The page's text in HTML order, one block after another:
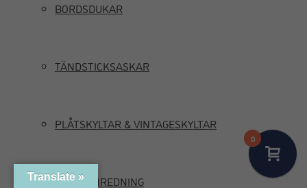
BORDSDUKAR
TÄNDSTICKSASKAR
PLÅTSKYLTAR & VINTAGESKYLTAR
MARIN INREDNING
0
Translate »